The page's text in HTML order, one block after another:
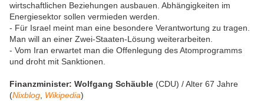
wirtschaftlichen Beziehungen ausbauen. Abhängigkeiten im
Energiesektor sollen vermieden werden.
- Für Israel meint man eine besondere Verantwortung zu tragen.
Man will an einer Zwei-Staaten-Lösung weiterarbeiten.
- Vom Iran erwartet man die Offenlegung des Atomprogramms
und droht mit Sanktionen.
Finanzminister: Wolfgang Schäuble (CDU) / Alter 67 Jahre
(Nixblog Wikipedia)